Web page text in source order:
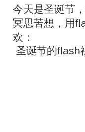
今天是圣诞节
冥思苦想，用
欢：
圣诞节的flash